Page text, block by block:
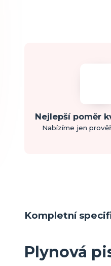
Nejlepší poměr
Nabízíme jen
Kompletní
Plynová